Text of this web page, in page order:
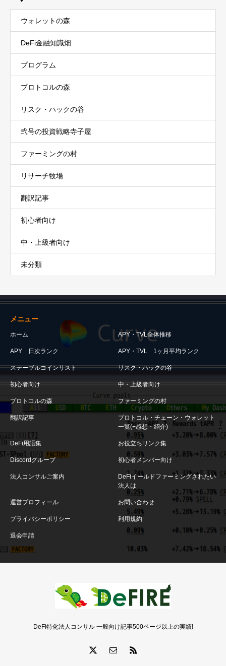
ウォレットの森
DeFi金融知識畑
プログラム
プロトコルの森
リスク・ハックの谷
弐号の投資戦略寺子屋
ファーミングの村
リサーチ牧場
翻訳記事
初心者向け
中・上級者向け
未分類
メニュー
ホーム APY・TVL全体推移
APY 日次ランク APY・TVL 1ヶ月平均ランク
ステーブルコインリスト リスク・ハックの谷
初心者向け 中・上級者向け
プロトコルの森 ファーミングの村
翻訳記事
プロトコル・チェーン・ウォレット
一覧(+感想・紹介)
DeFi用語集 お役立ちリンク集
Discordグループ 初心者メンバー向け
法人コンサルご案内
DeFiイールドファーミングされたい
法人は
運営プロフィール お問い合わせ
プライバシーポリシー 利用規約
退会申請
DeFi特化法人コンサル 一般向け記事500ページ以上の実績!